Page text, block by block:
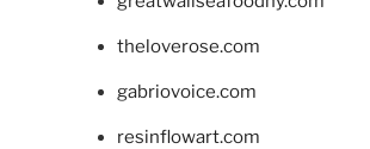
theloverose.com
gabriovoice.com
resinflowart.com